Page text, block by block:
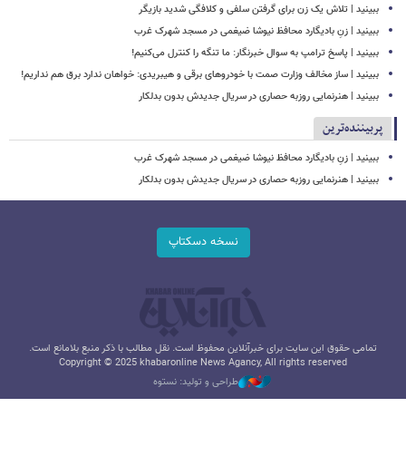
ببینید | تلاش یک زن برای گرفتن سلفی و کلافگی شدید بازیگر
ببینید | زنِ بادیگارد محافظ نیوشا ضیغمی در مسجد شهرک غرب
ببینید | پاسخ ترامپ به سوال خبرنگار: ما تنگه را کنترل می‌کنیم!
ببینید | ساز مخالف وزارت صمت با خودروهای برقی و هیبریدی: خواهان ندارد برق هم نداریم!
ببینید | هنرنمایی روزبه حصاری در سریال جدیدش بدون بدلکار
پربیننده‌ترین
ببینید | زنِ بادیگارد محافظ نیوشا ضیغمی در مسجد شهرک غرب
ببینید | هنرنمایی روزبه حصاری در سریال جدیدش بدون بدلکار
نسخه دسکتاپ
تمامی حقوق این سایت برای خبرآنلاین محفوظ است. نقل مطالب با ذکر منبع بلامانع است.
Copyright © 2025 khabaronline News Agancy, All rights reserved
طراحی و تولید: نستوه